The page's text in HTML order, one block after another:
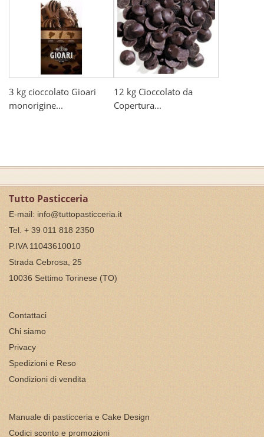
3 kg cioccolato Gioari
monorigine...
12 kg Cioccolato da
Copertura...
Tutto Pasticceria
E-mail: info@tuttopasticceria.it
Tel. + 39 011 818 2350
P.IVA 11043610010
Strada Cebrosa, 25
10036 Settimo Torinese (TO)
Contattaci
Chi siamo
Privacy
Spedizioni e Reso
Condizioni di vendita
Manuale di pasticceria e Cake Design
Codici sconto e promozioni